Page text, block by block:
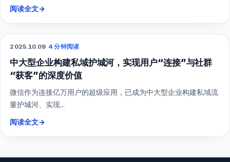
阅读全文→
SEO
2025.10.09·4 分钟阅读
中大型企业构建私域护城河，实现用户“连接”与社群
“获客”的深度价值
微信作为连接亿万用户的超级应用，已成为中大型企业构建私域流
量护城河、实现...
阅读全文→